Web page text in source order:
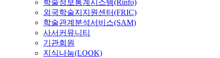
학술정보통계시스템(Rinfo)
외국학술지지원센터(FRIC)
학술관계분석서비스(SAM)
사서커뮤니티
기관회원
지식나눔(LOOK)